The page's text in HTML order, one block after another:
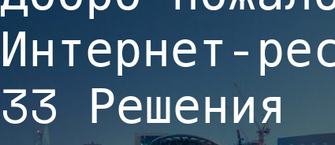
Интернет-
33 Решения